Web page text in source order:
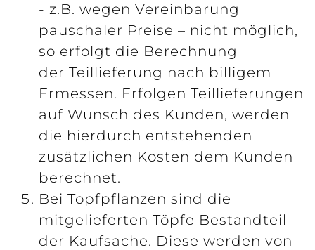
- z.B. wegen Vereinbarung
pauschaler Preise – nicht möglich,
so erfolgt die Berechnung
der Teillieferung nach billigem
Ermessen. Erfolgen Teillieferungen
auf Wunsch des Kunden, werden
die hierdurch entstehenden
zusätzlichen Kosten dem Kunden
berechnet.
Bei Topfpflanzen sind die
mitgelieferten Töpfe Bestandteil
der Kaufsache. Diese werden von